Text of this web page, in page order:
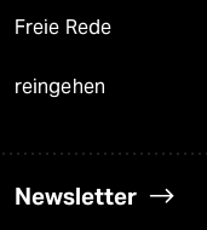
Freie Rede
reingehen
Newsletter